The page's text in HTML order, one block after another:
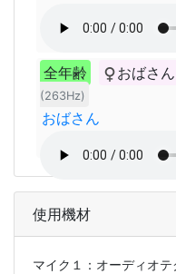
全年齢 おばさん
(263Hz)
おばさん
使用機材
マイク１： オーディオ